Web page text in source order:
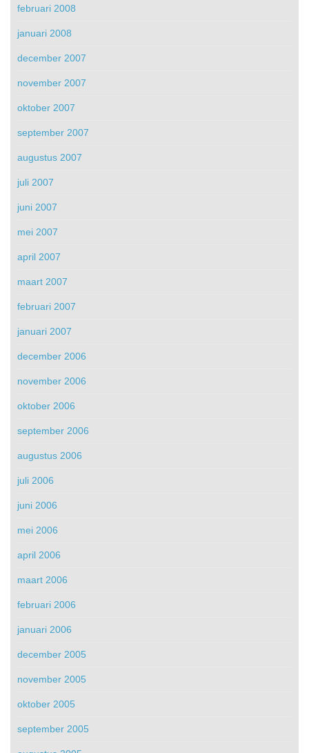
februari 2008
januari 2008
december 2007
november 2007
oktober 2007
september 2007
augustus 2007
juli 2007
juni 2007
mei 2007
april 2007
maart 2007
februari 2007
januari 2007
december 2006
november 2006
oktober 2006
september 2006
augustus 2006
juli 2006
juni 2006
mei 2006
april 2006
maart 2006
februari 2006
januari 2006
december 2005
november 2005
oktober 2005
september 2005